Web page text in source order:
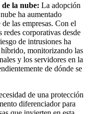
la nube: La adopción
ha aumentado
las empresas. Con el
redes corporativas desde
de intrusiones ha
monitorizando las
y los servidores en la
de dónde se
de una protección
diferenciador para